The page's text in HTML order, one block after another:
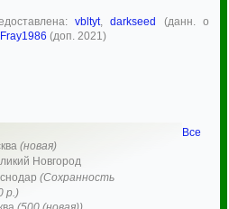
vbltyt,darkseed
(данн. о
(доп. 2021)
(новая)
Новгород
(Сохранность
р.)
Все